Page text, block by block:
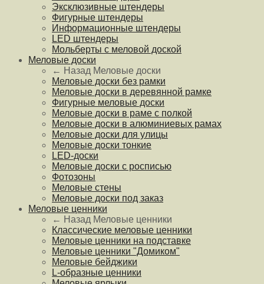
Эксклюзивные штендеры
Фигурные штендеры
Информационные штендеры
LED штендеры
Мольберты с меловой доской
Меловые доски
← Назад Меловые доски
Меловые доски без рамки
Меловые доски в деревянной рамке
Фигурные меловые доски
Меловые доски в раме с полкой
Меловые доски в алюминиевых рамах
Меловые доски для улицы
Меловые доски тонкие
LED-доски
Меловые доски с росписью
Фотозоны
Меловые стены
Меловые доски под заказ
Меловые ценники
← Назад Меловые ценники
Классические меловые ценники
Меловые ценники на подставке
Меловые ценники "Домиком"
Меловые бейджики
L-образные ценники